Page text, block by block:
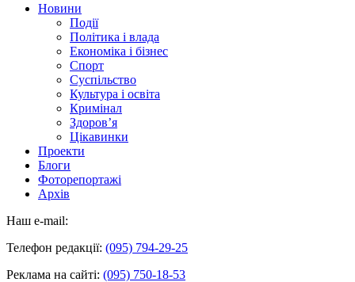
Новини
Події
Політика і влада
Економіка і бізнес
Спорт
Суспільство
Культура і освіта
Кримінал
Здоров’я
Цікавинки
Проекти
Блоги
Фоторепортажі
Архів
Наш e-mail:
Телефон редакції: (095) 794-29-25
Реклама на сайті: (095) 750-18-53